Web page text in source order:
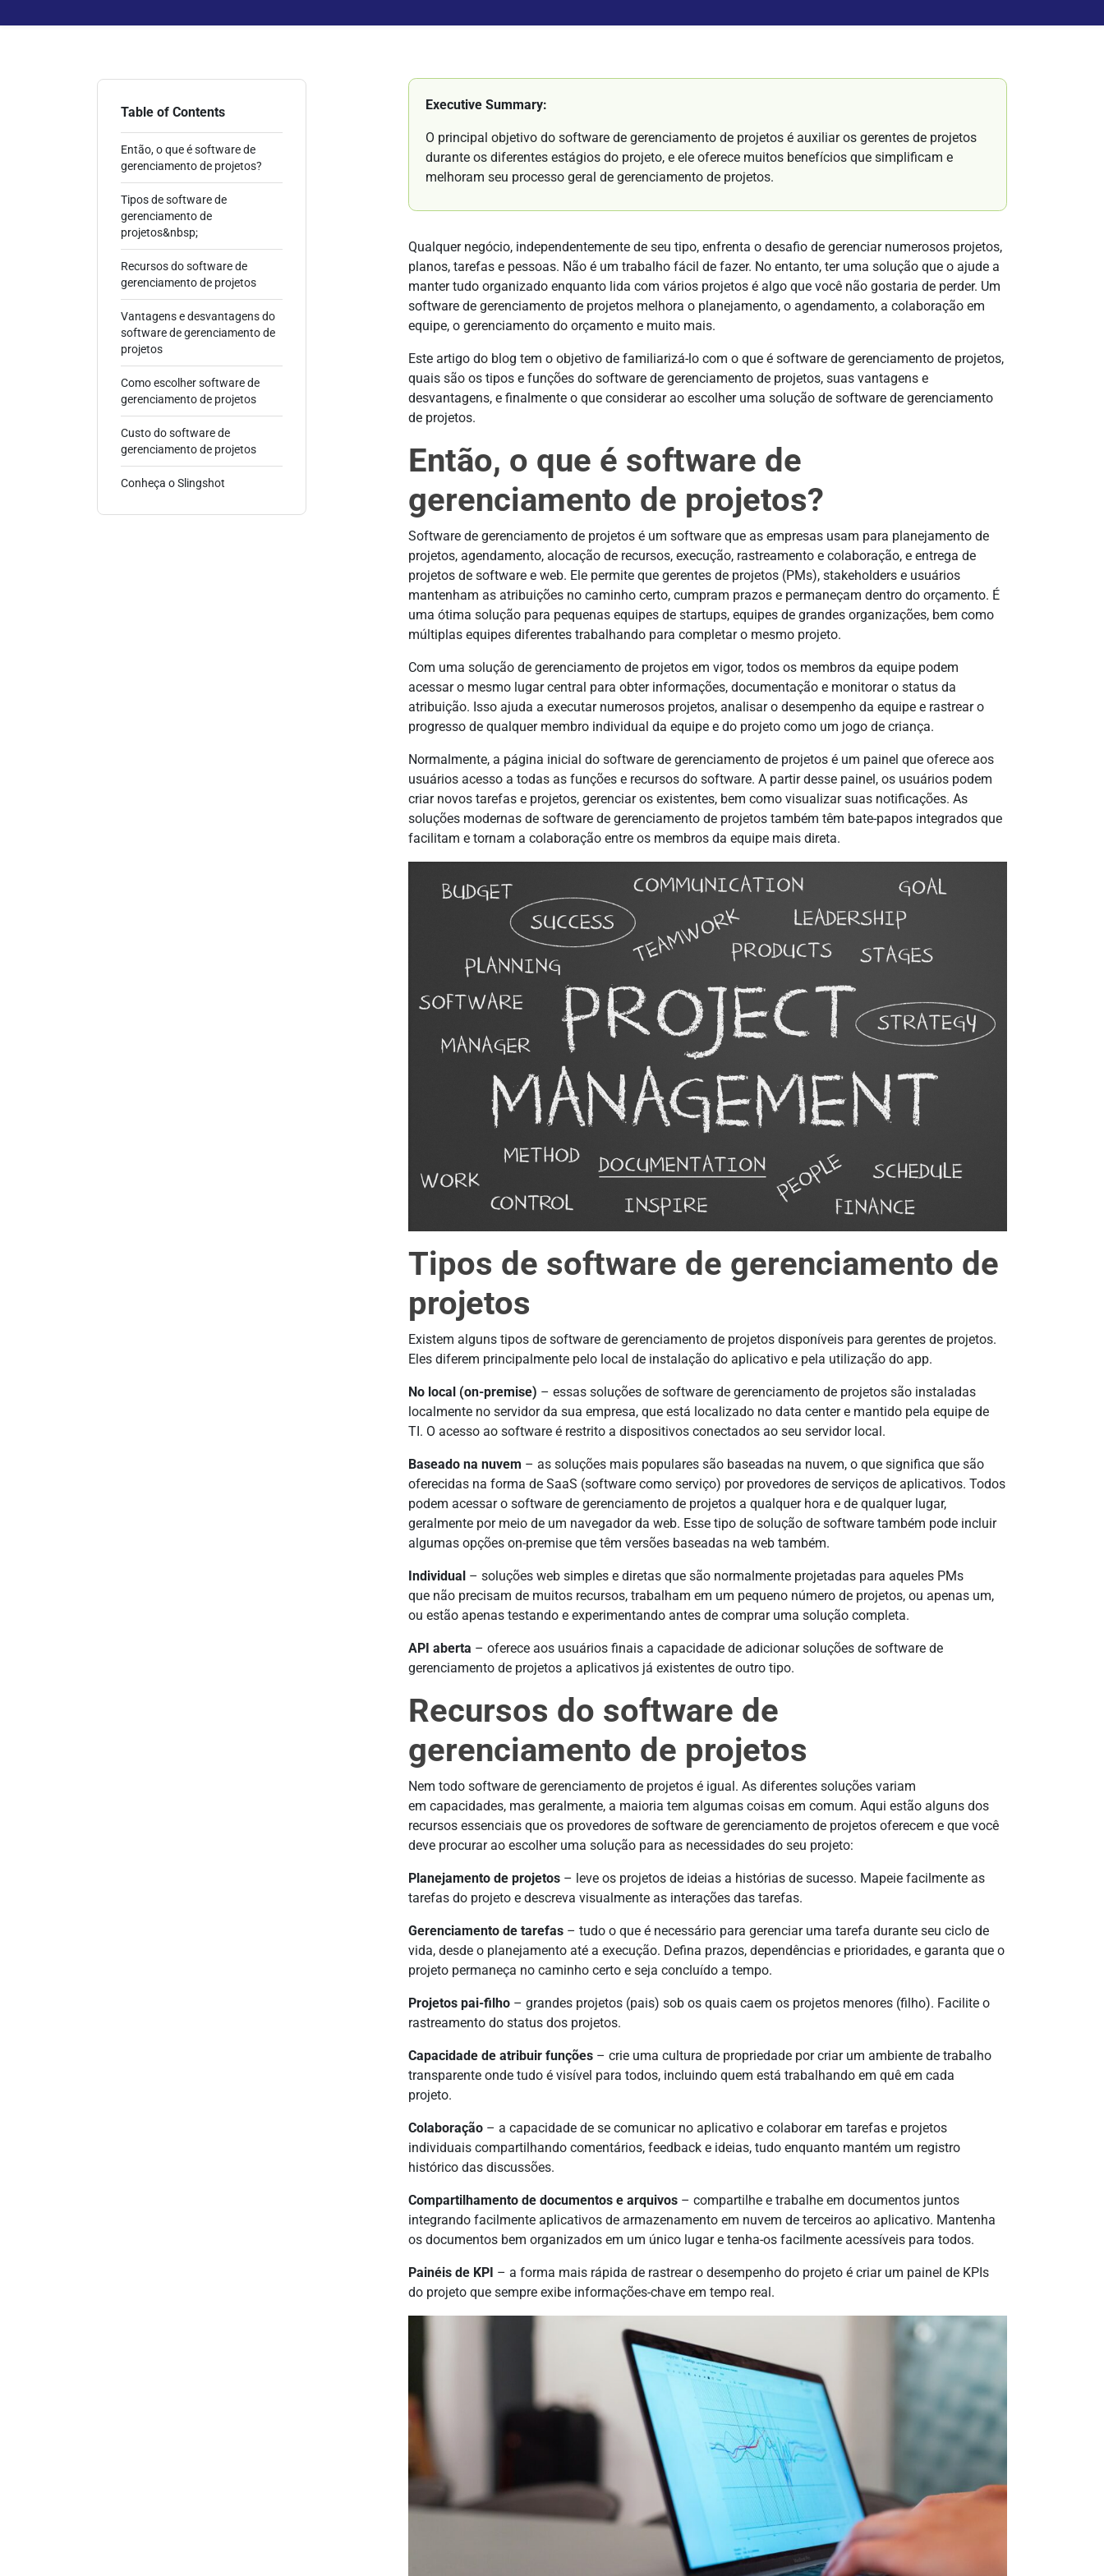
Table of Contents
Então, o que é software de
gerenciamento de projetos?
Tipos de software de
gerenciamento de
projetos&nbsp;
Recursos do software de
gerenciamento de projetos
Vantagens e desvantagens do
software de gerenciamento de
projetos
Como escolher software de
gerenciamento de projetos
Custo do software de
gerenciamento de projetos
Conheça o Slingshot
Executive Summary:
O principal objetivo do software de gerenciamento de projetos é auxiliar os gerentes de projetos
durante os diferentes estágios do projeto, e ele oferece muitos benefícios que simplificam e
melhoram seu processo geral de gerenciamento de projetos.
Qualquer negócio, independentemente de seu tipo, enfrenta o desafio de gerenciar numerosos projetos,
planos, tarefas e pessoas. Não é um trabalho fácil de fazer. No entanto, ter uma solução que o ajude a
manter tudo organizado enquanto lida com vários projetos é algo que você não gostaria de perder. Um
software de gerenciamento de projetos melhora o planejamento, o agendamento, a colaboração em
equipe, o gerenciamento do orçamento e muito mais.
Este artigo do blog tem o objetivo de familiarizá-lo com o que é software de gerenciamento de projetos,
quais são os tipos e funções do software de gerenciamento de projetos, suas vantagens e
desvantagens, e finalmente o que considerar ao escolher uma solução de software de gerenciamento
de projetos.
Então, o que é software de
gerenciamento de projetos?
Software de gerenciamento de projetos é um software que as empresas usam para planejamento de
projetos, agendamento, alocação de recursos, execução, rastreamento e colaboração, e entrega de
projetos de software e web. Ele permite que gerentes de projetos (PMs), stakeholders e usuários
mantenham as atribuições no caminho certo, cumpram prazos e permaneçam dentro do orçamento. É
uma ótima solução para pequenas equipes de startups, equipes de grandes organizações, bem como
múltiplas equipes diferentes trabalhando para completar o mesmo projeto.
Com uma solução de gerenciamento de projetos em vigor, todos os membros da equipe podem
acessar o mesmo lugar central para obter informações, documentação e monitorar o status da
atribuição. Isso ajuda a executar numerosos projetos, analisar o desempenho da equipe e rastrear o
progresso de qualquer membro individual da equipe e do projeto como um jogo de criança.
Normalmente, a página inicial do software de gerenciamento de projetos é um painel que oferece aos
usuários acesso a todas as funções e recursos do software. A partir desse painel, os usuários podem
criar novos tarefas e projetos, gerenciar os existentes, bem como visualizar suas notificações. As
soluções modernas de software de gerenciamento de projetos também têm bate-papos integrados que
facilitam e tornam a colaboração entre os membros da equipe mais direta.
Tipos de software de gerenciamento de
projetos
Existem alguns tipos de software de gerenciamento de projetos disponíveis para gerentes de projetos.
Eles diferem principalmente pelo local de instalação do aplicativo e pela utilização do app.
No local (on-premise) – essas soluções de software de gerenciamento de projetos são instaladas
localmente no servidor da sua empresa, que está localizado no data center e mantido pela equipe de
TI. O acesso ao software é restrito a dispositivos conectados ao seu servidor local.
Baseado na nuvem – as soluções mais populares são baseadas na nuvem, o que significa que são
oferecidas na forma de SaaS (software como serviço) por provedores de serviços de aplicativos. Todos
podem acessar o software de gerenciamento de projetos a qualquer hora e de qualquer lugar,
geralmente por meio de um navegador da web. Esse tipo de solução de software também pode incluir
algumas opções on-premise que têm versões baseadas na web também.
Individual – soluções web simples e diretas que são normalmente projetadas para aqueles PMs
que não precisam de muitos recursos, trabalham em um pequeno número de projetos, ou apenas um,
ou estão apenas testando e experimentando antes de comprar uma solução completa.
API aberta – oferece aos usuários finais a capacidade de adicionar soluções de software de
gerenciamento de projetos a aplicativos já existentes de outro tipo.
Recursos do software de
gerenciamento de projetos
Nem todo software de gerenciamento de projetos é igual. As diferentes soluções variam
em capacidades, mas geralmente, a maioria tem algumas coisas em comum. Aqui estão alguns dos
recursos essenciais que os provedores de software de gerenciamento de projetos oferecem e que você
deve procurar ao escolher uma solução para as necessidades do seu projeto:
Planejamento de projetos – leve os projetos de ideias a histórias de sucesso. Mapeie facilmente as
tarefas do projeto e descreva visualmente as interações das tarefas.
Gerenciamento de tarefas – tudo o que é necessário para gerenciar uma tarefa durante seu ciclo de
vida, desde o planejamento até a execução. Defina prazos, dependências e prioridades, e garanta que o
projeto permaneça no caminho certo e seja concluído a tempo.
Projetos pai-filho – grandes projetos (pais) sob os quais caem os projetos menores (filho). Facilite o
rastreamento do status dos projetos.
Capacidade de atribuir funções – crie uma cultura de propriedade por criar um ambiente de trabalho
transparente onde tudo é visível para todos, incluindo quem está trabalhando em quê em cada
projeto.
Colaboração – a capacidade de se comunicar no aplicativo e colaborar em tarefas e projetos
individuais compartilhando comentários, feedback e ideias, tudo enquanto mantém um registro
histórico das discussões.
Compartilhamento de documentos e arquivos – compartilhe e trabalhe em documentos juntos
integrando facilmente aplicativos de armazenamento em nuvem de terceiros ao aplicativo. Mantenha
os documentos bem organizados em um único lugar e tenha-os facilmente acessíveis para todos.
Painéis de KPI – a forma mais rápida de rastrear o desempenho do projeto é criar um painel de KPIs
do projeto que sempre exibe informações-chave em tempo real.